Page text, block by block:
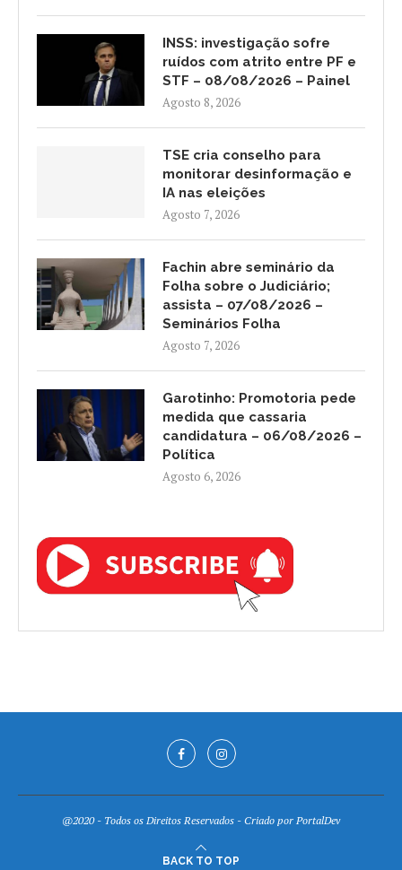
INSS: investigação sofre
ruídos com atrito entre PF e
STF – 08/08/2026 – Painel
Agosto 8, 2026
TSE cria conselho para
monitorar desinformação e
IA nas eleições
Agosto 7, 2026
Fachin abre seminário da
Folha sobre o Judiciário;
assista – 07/08/2026 –
Seminários Folha
Agosto 7, 2026
Garotinho: Promotoria pede
medida que cassaria
candidatura – 06/08/2026 –
Política
Agosto 6, 2026
@2020 - Todos os Direitos Reservados - Criado por PortalDev
BACK TO TOP